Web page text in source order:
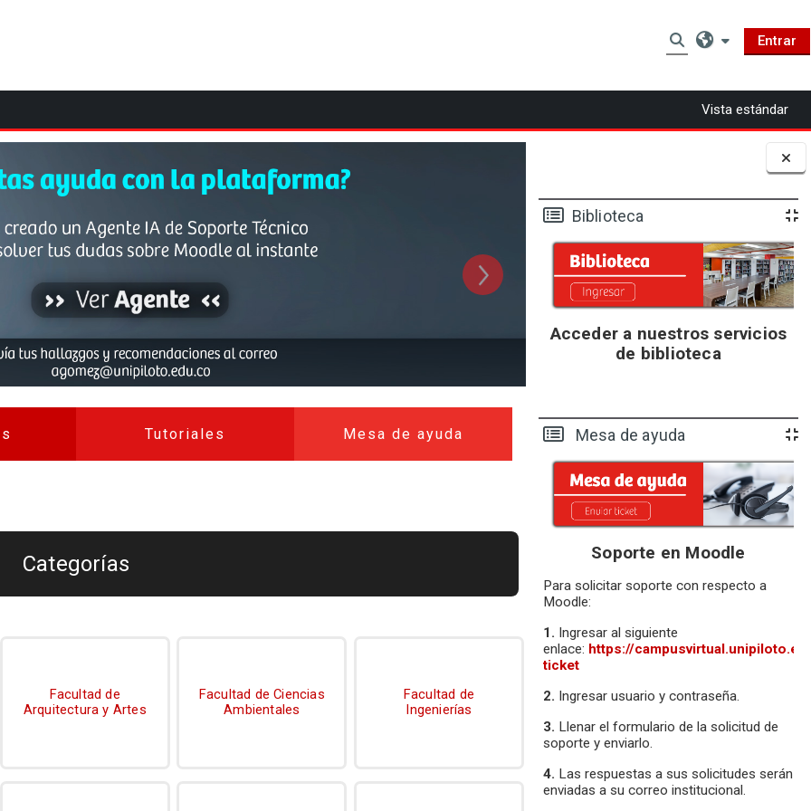
Bloques
Biblioteca
Acceder a nuestros servicios
de biblioteca
Mesa de ayuda
Soporte en Moodle
Para solicitar soporte con respecto a
Moodle:
1. Ingresar al siguiente
enlace: https://
ticket
2. Ingresar usuario y contraseña.
3. Llenar el formulario de la solicitud de
soporte y enviarlo.
4. Las respuestas a sus solicitudes serán
enviadas a sucorreo institucional.
Entrar
Vista estándar
Tutoriales Mesa de ayuda
Categorías
Facultad de
Arquitectura y Artes
Facultad de Ciencias
Ambientales
Facultad de
Ingenierías